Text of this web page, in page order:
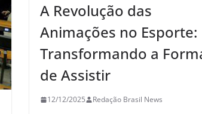
A Revolução das
Animações no Esporte:
Transformando a
de Assistir
12/12/2025 Redação Brasil News